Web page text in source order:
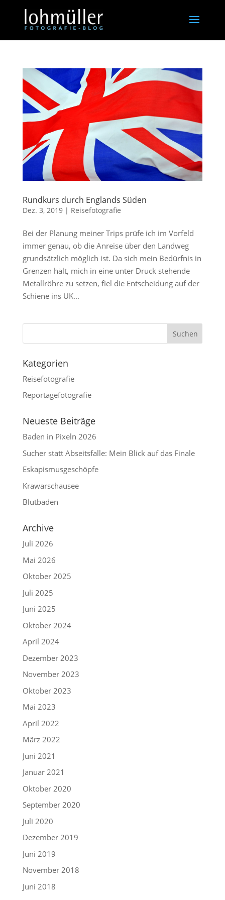
Rundkurs durch Englands Süden
Dez. 3, 2019| Reisefotografie
Bei der Planung meiner Trips prüfe ich im Vorfeld
immer genau, ob die Anreise über den Landweg
grundsätzlich möglich ist. Da sich mein Bedürfnis in
Grenzen hält, mich in eine unter Druck stehende
Metallröhre zu setzen, fiel die Entscheidung auf der
Schiene ins UK...
Kategorien
Reisefotografie
Reportagefotografie
Neueste Beiträge
Baden in Pixeln 2026
Sucher statt Abseitsfalle: Mein Blick auf das Finale
Eskapismusgeschöpfe
Krawarschausee
Blutbaden
Archive
Juli 2026
Mai 2026
Oktober 2025
Juli 2025
Juni 2025
Oktober 2024
April 2024
Dezember 2023
November 2023
Oktober 2023
Mai 2023
April 2022
März 2022
Juni 2021
Januar 2021
Oktober 2020
September 2020
Juli 2020
Dezember 2019
Juni 2019
November 2018
Juni 2018